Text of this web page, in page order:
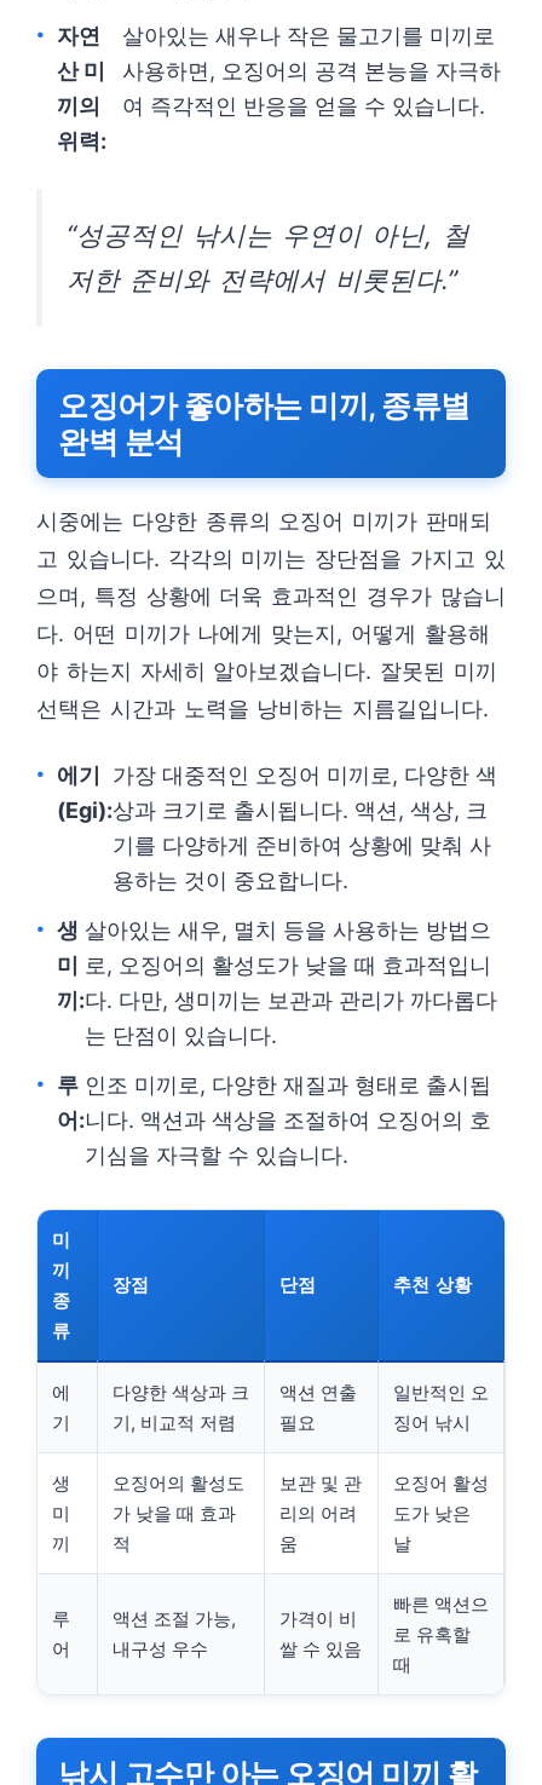
자연
산 미
끼의
위력:
살아있는 새우나 작은 물고기를 미끼로
사용하면, 오징어의 공격 본능을 자극하
여 즉각적인 반응을 얻을 수 있습니다.
“성공적인 낚시는 우연이 아닌, 철
저한 준비와 전략에서 비롯된다.”
오징어가 좋아하는 미끼, 종류별
완벽 분석
시중에는 다양한 종류의 오징어 미끼가 판매되
고 있습니다. 각각의 미끼는 장단점을 가지고 있
으며, 특정 상황에 더욱 효과적인 경우가 많습니
다. 어떤 미끼가 나에게 맞는지, 어떻게 활용해
야 하는지 자세히 알아보겠습니다. 잘못된 미끼
선택은 시간과 노력을 낭비하는 지름길입니다.
에기
(Egi):
가장 대중적인 오징어 미끼로, 다양한 색
상과 크기로 출시됩니다. 액션, 색상, 크
기를 다양하게 준비하여 상황에 맞춰 사
용하는 것이 중요합니다.
생
미
끼:
살아있는 새우, 멸치 등을 사용하는 방법으
로, 오징어의 활성도가 낮을 때 효과적입니
다. 다만, 생미끼는 보관과 관리가 까다롭다
는 단점이 있습니다.
루
어:
인조 미끼로, 다양한 재질과 형태로 출시됩
니다. 액션과 색상을 조절하여 오징어의 호
기심을 자극할 수 있습니다.
미
끼
종
류
장점 단점 추천 상황
에
기
다양한 색상과 크
기, 비교적 저렴
액션 연출
필요
일반적인 오
징어 낚시
생
미
끼
오징어의 활성도
가 낮을 때 효과
적
보관 및 관
리의 어려
움
오징어 활성
도가 낮은
날
루
어
액션 조절 가능,
내구성 우수
가격이 비
쌀 수 있음
빠른 액션으
로 유혹할
때
낚시 고수만 아는 오징어 미끼 활